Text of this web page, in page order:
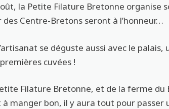
la Petite Filature Bretonne organise
des Centre-Bretons seront à l’honneur…
se déguste aussi avec le
cuvées !
Filature Bretonne, et de la ferme du
à manger bon, il y aura tout pour passer